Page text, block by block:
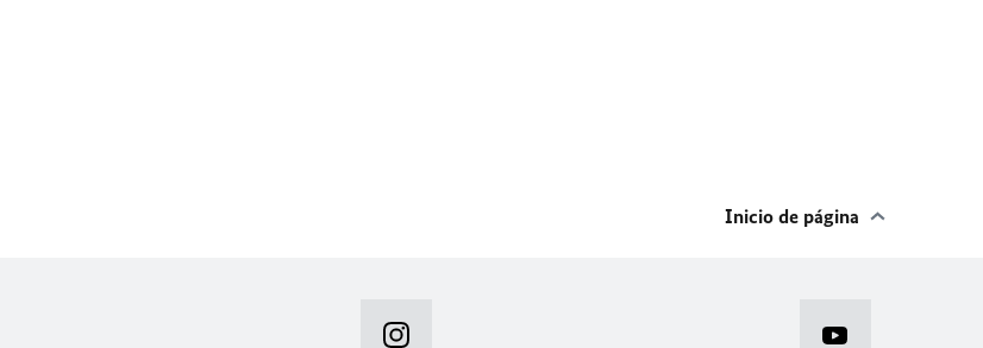
Inicio de página